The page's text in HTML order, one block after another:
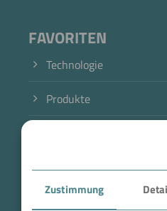
Zustimmung
FAVORITEN
Technologie
Produkte
Case Studies
Über BOKELA